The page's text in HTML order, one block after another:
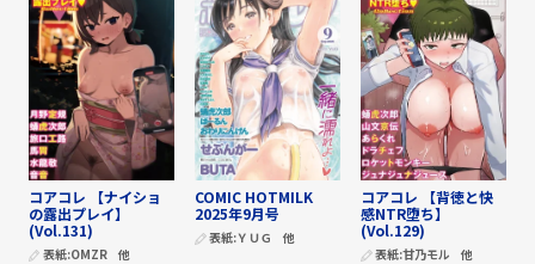
コアコレ 【ナイショ
の露出プレイ】
(Vol.131)
表紙:OMZR 他
COMIC HOTMILK
2025年9月号
表紙:ＹＵＧ 他
コアコレ 【背徳と快
感NTR堕ち】
(Vol.129)
表紙:甘乃モル 他